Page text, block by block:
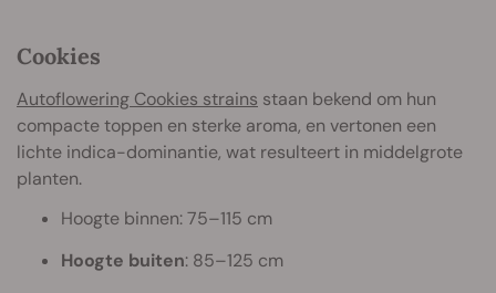
Cookies
Autoflowering Cookies strains staan bekend om hun
compacte toppen en sterke aroma, en vertonen een
lichte indica-dominantie, wat resulteert in middelgrote
planten.
Hoogte binnen: 75–115 cm
Hoogte buiten: 85–125 cm